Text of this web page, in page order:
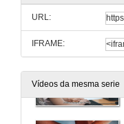
URL:
IFRAME:
Vídeos da mesma serie